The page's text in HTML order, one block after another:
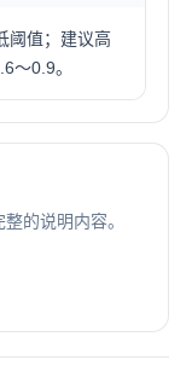
阈值；建议高
～0.9。
的说明内容。